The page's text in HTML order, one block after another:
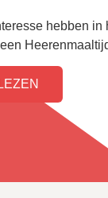
hebben